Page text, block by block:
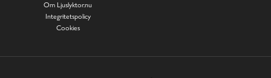
Om Ljuslyktor.nu
Integritetspolicy
Cookies